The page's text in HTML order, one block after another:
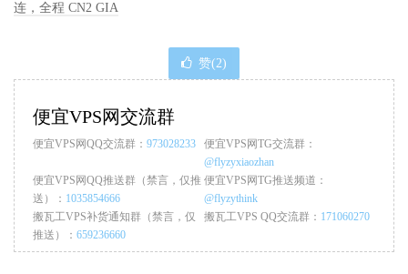
连，全程 CN2 GIA
赞(2)
便宜VPS网交流群
便宜VPS网QQ交流群： 973028233
便宜VPS网TG交流群：
@flyzyxiaozhan
便宜VPS网QQ推送群（禁言，仅推
送）： 1035854666
便宜VPS网TG推送频道：
@flyzythink
搬瓦工VPS补货通知群（禁言，仅
推送）： 659236660
搬瓦工VPS QQ交流群： 171060270